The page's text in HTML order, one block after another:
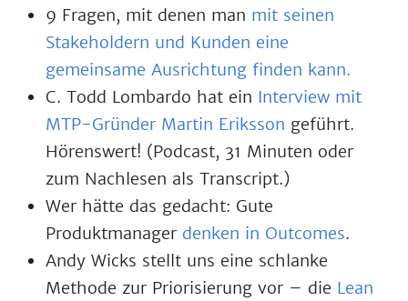
9 Fragen, mit denen man mit seinen
Stakeholdern und Kunden eine
gemeinsame Ausrichtung finden kann.
C. Todd Lombardo hat ein Interview mit
MTP-Gründer Martin Eriksson geführt.
Hörenswert! (Podcast, 31 Minuten oder
zum Nachlesen als Transcript.)
Wer hätte das gedacht: Gute
Produktmanager denken in Outcomes.
Andy Wicks stellt uns eine schlanke
Methode zur Priorisierung vor – die Lean